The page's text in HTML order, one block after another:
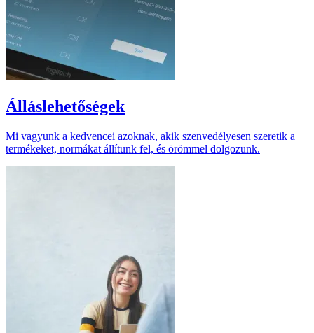
Álláslehetőségek
Mi vagyunk a kedvencei azoknak, akik szenvedélyesen szeretik a
termékeket, normákat állítunk fel, és örömmel dolgozunk.